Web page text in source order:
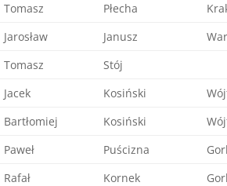
Tomasz Płecha
Jarosław Janusz
Tomasz
Stój
Jacek Kosiński
Bartłomiej Kosiński
Paweł Puścizna
Rafał Kornek